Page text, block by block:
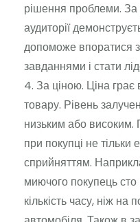
рішення проблеми. За
аудиторії
допоможе впоратися
завданнями і стати
За ціною. Ціна
товару. Рівень
низьким або високим.
при покупці не
сприйняттям.
миючого покупець сто
кількість часу, ніж на